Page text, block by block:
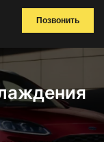
Позвонить